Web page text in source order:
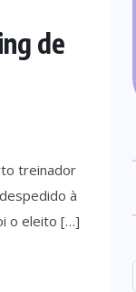
de
treinador
à
o eleito […]